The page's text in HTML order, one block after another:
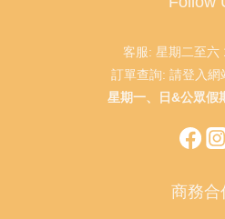
客服: 星期二至六
訂單查詢: 請登入網
星期一、日&公眾假期
商務合